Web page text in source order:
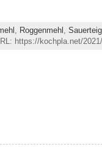
Roggenmehl Sauerteig
https://kochpla.net/